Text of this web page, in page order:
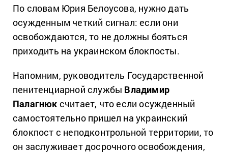
По словам Юрия Белоусова, нужно дать
осужденным четкий сигнал: если они
освобождаются, то не должны бояться
приходить на украинском блокпосты.
Напомним, руководитель Государственной
пенитенциарной службы Владимир
Палагнюк считает, что если осужденный
самостоятельно пришел на украинский
блокпост с неподконтрольной территории, то
он заслуживает досрочного освобождения,